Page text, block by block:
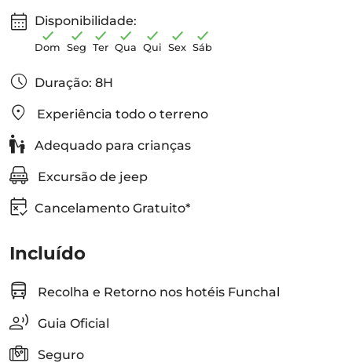
Disponibilidade:
Dom Seg Ter Qua Qui Sex Sáb
Duração: 8H
Experiência todo o terreno
Adequado para crianças
Excursão de jeep
Cancelamento Gratuito*
Incluído
Recolha e Retorno nos hotéis Funchal
Guia Oficial
Seguro